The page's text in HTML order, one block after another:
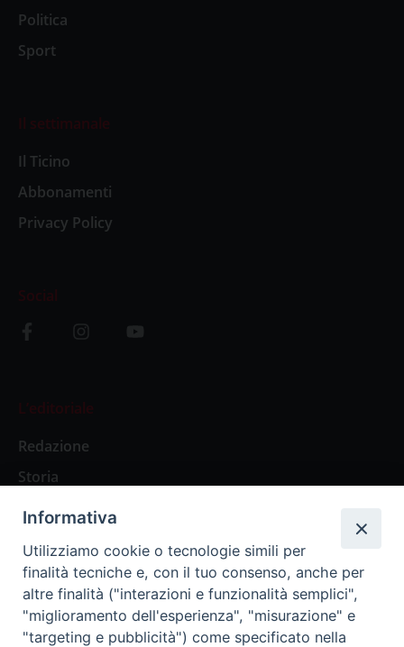
Politica
Sport
Il settimanale
Il Ticino
Abbonamenti
Privacy Policy
Social
L’editoriale
Redazione
Storia
Abbonamenti
Abbonamento Annuale Digitale
Abbonamento Annuale Cartaceo
Informativa
Utilizziamo cookie o tecnologie simili per
finalità tecniche e, con il tuo consenso, anche per
altre finalità ("interazioni e funzionalità semplici",
"miglioramento dell'esperienza", "misurazione" e
"targeting e pubblicità") come specificato nella